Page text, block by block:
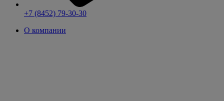
+7 (8452) 79-30-30
О компании